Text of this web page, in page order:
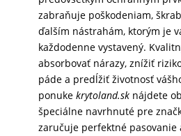
DOMÁCNOSŤ
POPSOCKETY
zabraňuje poškodeniam,
ďalším nástrahám, ktorým je
každodenne vystavený.
absorbovať nárazy, znížiť
páde a predĺžiť životnosť
ponuke krytoland.sknájdete
špeciálne navrhnuté pre
zaručuje perfektné pasovanie